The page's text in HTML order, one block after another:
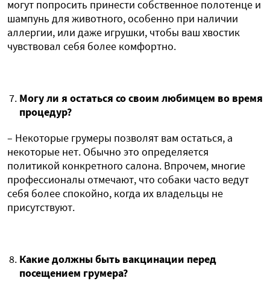
могут попросить принести собственное полотенце и
шампунь для животного, особенно при наличии
аллергии, или даже игрушки, чтобы ваш хвостик
чувствовал себя более комфортно.
Могу ли я остаться со своим любимцем во время
процедур?
– Некоторые грумеры позволят вам остаться, а
некоторые нет. Обычно это определяется
политикой конкретного салона. Впрочем, многие
профессионалы отмечают, что собаки часто ведут
себя более спокойно, когда их владельцы не
присутствуют.
Какие должны быть вакцинации перед
посещением грумера?